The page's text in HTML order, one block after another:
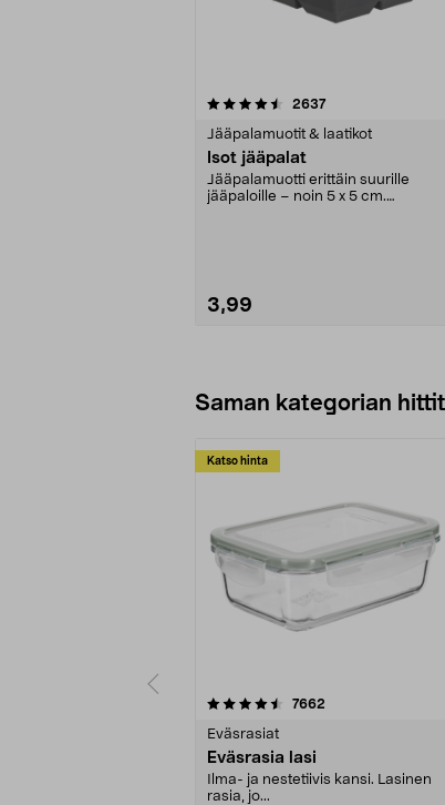
2637arvostelut
Jääpalamuotit & laatikot
Isot jääpalat
Jääpalamuotti erittäin suurille
jääpaloille – noin 5 x 5 cm.
3,99
4.0viidestä
Saman kategorian
Katso hinta
7662
Eväsrasiat
Eväsrasia lasi
Ilma- ja nestetiivis kansi. Lasinen
rasia, jo...
4.5 viidestä